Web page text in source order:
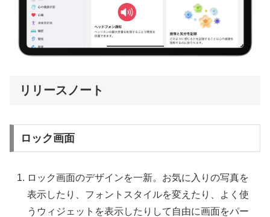
リリースノート
ロック画面
ロック画面のデザインを一新。お気に入りの写真を
表示したり、フォントスタイルを変えたり、よく使
うウィジェットを表示したりして自由に画面をパー